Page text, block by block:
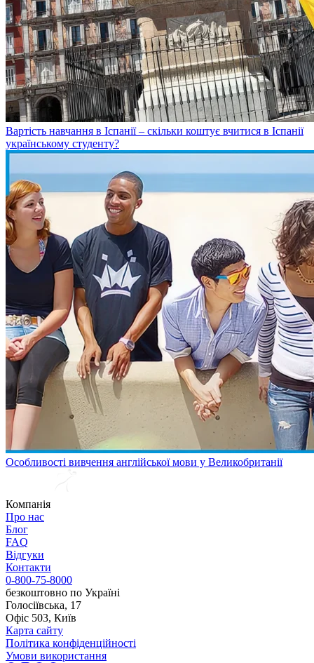
Вартість навчання в Іспанії – скільки коштує вчитися в Іспанії
українському студенту?
Особливості вивчення англійської мови у Великобританії
Компанія
Про нас
Блог
FAQ
Відгуки
Контакти
0-800-75-8000
безкоштовно по Україні
Голосіївська, 17
Офіс 503, Київ
Карта сайту
Політика конфіденційності
Умови використання